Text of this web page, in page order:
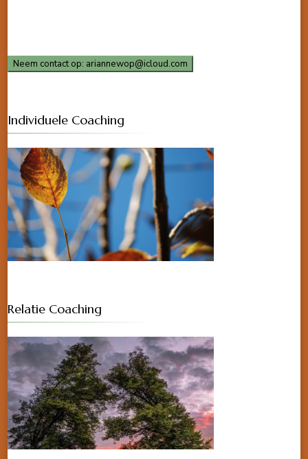
Neem contact op: ariannewop@icloud.com
Individuele Coaching
Relatie Coaching